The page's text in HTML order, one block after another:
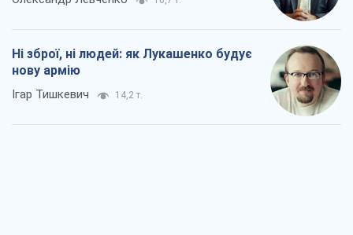
Ні зброї, ні людей: як Лукашенко будує
нову армію
Ігар Тишкевич 14,2 т.